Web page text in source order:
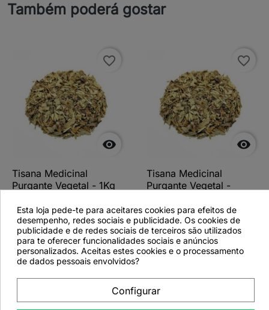
Também poderá gostar

favorite_border
Tisana Medicinal
Purgante Vegetal - 1Kg
Ver detalhes

favorite_border
Tisana Medicinal
Purgante Vegetal -
Ver detalhes
Esta loja pede-te para aceitares cookies para efeitos de
desempenho, redes sociais e publicidade. Os cookies de
publicidade e de redes sociais de terceiros são utilizados
para te oferecer funcionalidades sociais e anúncios
personalizados. Aceitas estes cookies e o processamento
de dados pessoais envolvidos?
Configurar